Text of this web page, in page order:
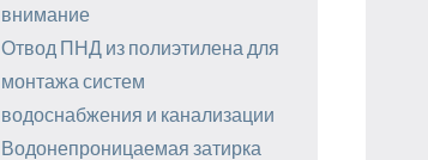
внимание
Отвод ПНД из полиэтилена для
монтажа систем
водоснабжения и канализации
Водонепроницаемая затирка